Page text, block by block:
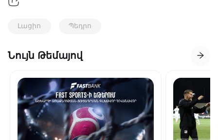
Լացիո Պեդրո
Նույն Թեմայով